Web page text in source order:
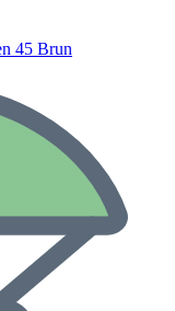
45 Brun